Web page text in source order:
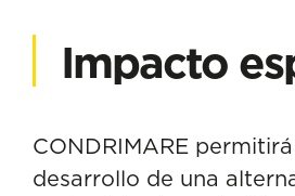
Impacto
CONDRIMARE
desarrollo de una